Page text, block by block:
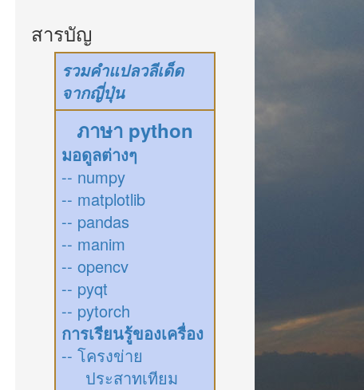
สารบัญ
รวมคำแปลวลีเด็ด
จากญี่ปุ่น
ภาษา python
มอดูลต่างๆ
-- numpy
-- matplotlib
-- pandas
-- manim
-- opencv
-- pyqt
-- pytorch
การเรียนรู้ของเครื่อง
-- โครงข่าย
ประสาทเทียม